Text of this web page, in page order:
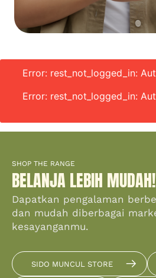
Error: rest_not_logged_in:
Error: rest_not_logged_in:
SHOP THE RANGE
BELANJA LEBIH MUDAH!
Dapatkan pengalaman
dan mudah diberbagai
kesayanganmu.
SIDO MUNCUL STORE